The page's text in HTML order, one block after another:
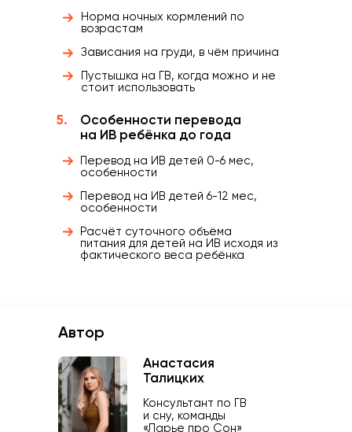
Особенности перевода
на ИВ ребёнка до года
5.
Перевод на ИВ детей 0-6 мес,
особенности
Перевод на ИВ детей 6-12 мес,
особенности
Расчёт суточного объёма
питания для детей на ИВ исходя из
фактического веса ребёнка
Норма ночных кормлений по
возрастам
Зависания на груди, в чём причина
Пустышка на ГВ, когда можно и не
стоит использовать
Автор
Анастасия
Талицких
Консультант по ГВ
и сну, команды
«Ларье про Сон»